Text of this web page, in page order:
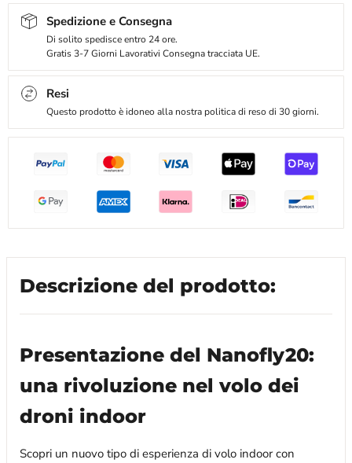
Spedizione e Consegna
Di solito spedisce entro 24 ore.
Gratis 3-7 Giorni Lavorativi Consegna tracciata UE.
Resi
Questo prodotto è idoneo alla nostra politica di reso di 30 giorni.
Descrizione del prodotto:
Presentazione del Nanofly20:
una rivoluzione nel volo dei
droni indoor
Scopri un nuovo tipo di esperienza di volo indoor con